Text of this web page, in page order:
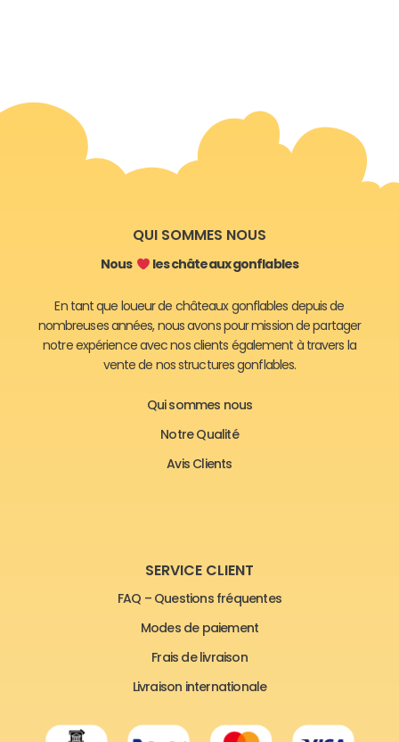
QUI SOMMES NOUS
Nous les châteaux gonflables
En tant que loueur de châteaux gonflables depuis de
nombreuses années, nous avons pour mission de partager
notre expérience avec nos clients également à travers la
vente de nos structures gonflables.
Qui sommes nous
Notre Qualité
Avis Clients
SERVICE CLIENT
FAQ – Questions fréquentes
Modes de paiement
Frais de livraison
Livraison internationale